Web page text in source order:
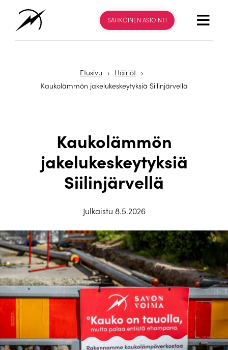
SÄHKÖINEN ASIOINTI
Etusivu › Häiriöt ›
Kaukolämmön jakelukeskeytyksiä Siilinjärvellä
Kaukolämmön
jakelukeskeytyksiä
Siilinjärvellä
Julkaistu 8.5.2026